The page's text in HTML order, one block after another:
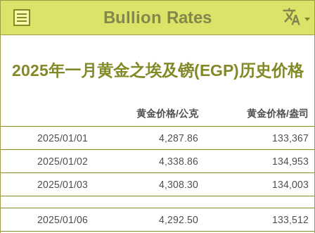
Bullion Rates
2025年一月黄金之埃及镑(EGP)历史价格
黄金价格/公克 黄金价格/盎司
2025/01/01 4,287.86 133,367
2025/01/02 4,338.86 134,953
2025/01/03 4,308.30 134,003
2025/01/06 4,292.50 133,512